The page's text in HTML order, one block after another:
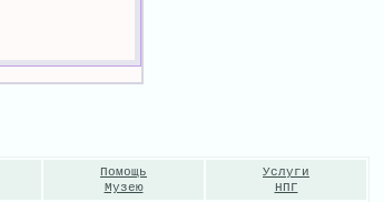
Помощь
Музею
Услуги
НПГ